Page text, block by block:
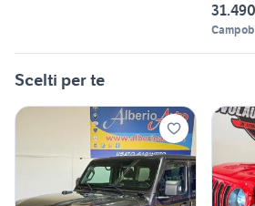
Scelti per te